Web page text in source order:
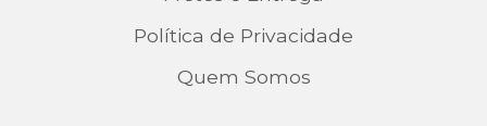
Política de Privacidade
Quem Somos